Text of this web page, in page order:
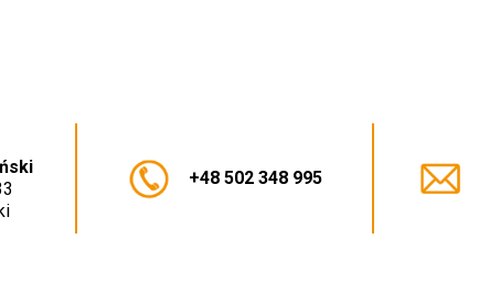
+48 502 348 995